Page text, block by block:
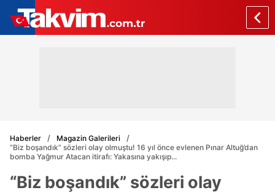
Haberler
Magazin Galerileri
“Biz boşandık” sözleri olay olmuştu! 16 yıl önce evlenen Pınar Altuğ’dan
bomba Yağmur Atacan itirafı: Yakasına yakışıp...
“Biz boşandık” sözleri olay